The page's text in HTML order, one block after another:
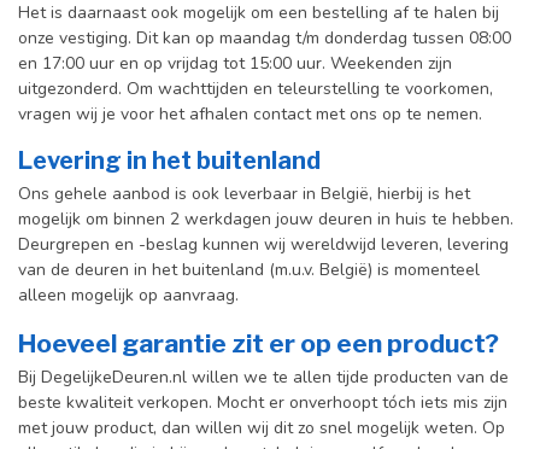
Het is daarnaast ook mogelijk om een bestelling af te halen bij
onze vestiging. Dit kan op maandag t/m donderdag tussen 08:00
en 17:00 uur en op vrijdag tot 15:00 uur. Weekenden zijn
uitgezonderd. Om wachttijden en teleurstelling te voorkomen,
vragen wij je voor het afhalen contact met ons op te nemen.
Levering in het buitenland
Ons gehele aanbod is ook leverbaar in België, hierbij is het
mogelijk om binnen 2 werkdagen jouw deuren in huis te hebben.
Deurgrepen en -beslag kunnen wij wereldwijd leveren, levering
van de deuren in het buitenland (m.u.v. België) is momenteel
alleen mogelijk op aanvraag.
Hoeveel garantie zit er op een product?
Bij DegelijkeDeuren.nl willen we te allen tijde producten van de
beste kwaliteit verkopen. Mocht er onverhoopt tóch iets mis zijn
met jouw product, dan willen wij dit zo snel mogelijk weten. Op